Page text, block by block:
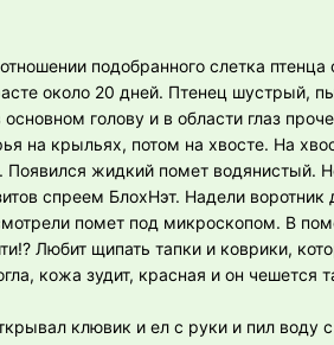
подобранного слетка птенца
около 20 дней. Птенец шустрый,
основном голову и в области глаз
на крыльях, потом на хвосте. На
жидкий помет водянистый.
спреем БлохНэт. Надели
помет под микроскопом. В
Любит щипать тапки и коврики,
кожа зудит, красная и он чешется
клювик и ел с руки и пил воду